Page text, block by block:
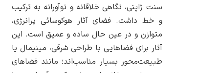
سنت ژاپنی، نگاهی خلاقانه و نوآورانه به ترکیب
و خط داشت. فضای آثار هوکوسائی پرانرژی،
متوازن و در عین حال ساده و عمیق است. این
آثار برای فضاهایی با طراحی شرقی، مینیمال یا
طبیعت‌محور بسیار مناسب‌اند؛ مانند فضاهای